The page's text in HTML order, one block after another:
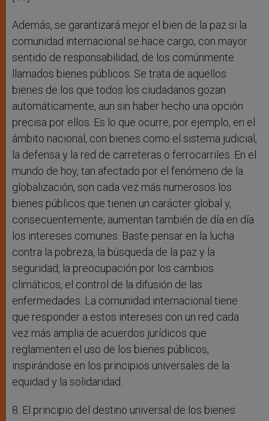
Además, se garantizará mejor el bien de la paz si la
comunidad internacional se hace cargo, con mayor
sentido de responsabilidad, de los comúnmente
llamados bienes públicos. Se trata de aquellos
bienes de los que todos los ciudadanos gozan
automáticamente, aun sin haber hecho una opción
precisa por ellos. Es lo que ocurre, por ejemplo, en el
ámbito nacional, con bienes como el sistema judicial,
la defensa y la red de carreteras o ferrocarriles. En el
mundo de hoy, tan afectado por el fenómeno de la
globalización, son cada vez más numerosos los
bienes públicos que tienen un carácter global y,
consecuentemente, aumentan también de día en día
los intereses comunes. Baste pensar en la lucha
contra la pobreza, la búsqueda de la paz y la
seguridad, la preocupación por los cambios
climáticos, el control de la difusión de las
enfermedades. La comunidad internacional tiene
que responder a estos intereses con un red cada
vez más amplia de acuerdos jurídicos que
reglamenten el uso de los bienes públicos,
inspirándose en los principios universales de la
equidad y la solidaridad.
8. El principio del destino universal de los bienes